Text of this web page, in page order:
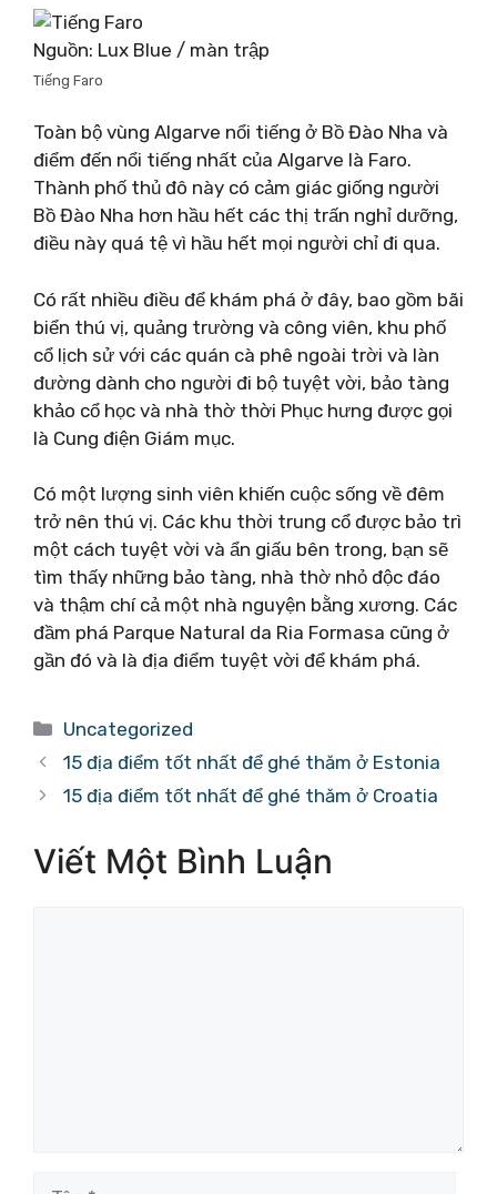
Nguồn: Lux Blue / màn trập
Tiếng Faro
Toàn bộ vùng Algarve nổi tiếng ở Bồ Đào Nha và
điểm đến nổi tiếng nhất của Algarve là Faro.
Thành phố thủ đô này có cảm giác giống người
Bồ Đào Nha hơn hầu hết các thị trấn nghỉ dưỡng,
điều này quá tệ vì hầu hết mọi người chỉ đi qua.
Có rất nhiều điều để khám phá ở đây, bao gồm bãi
biển thú vị, quảng trường và công viên, khu phố
cổ lịch sử với các quán cà phê ngoài trời và làn
đường dành cho người đi bộ tuyệt vời, bảo tàng
khảo cổ học và nhà thờ thời Phục hưng được gọi
là Cung điện Giám mục.
Có một lượng sinh viên khiến cuộc sống về đêm
trở nên thú vị. Các khu thời trung cổ được bảo trì
một cách tuyệt vời và ẩn giấu bên trong, bạn sẽ
tìm thấy những bảo tàng, nhà thờ nhỏ độc đáo
và thậm chí cả một nhà nguyện bằng xương. Các
đầm phá Parque Natural da Ria Formasa cũng ở
gần đó và là địa điểm tuyệt vời để khám phá.
Danh
mục
Uncategorized
15 địa điểm tốt nhất để ghé thăm ở Estonia
15 địa điểm tốt nhất để ghé thăm ở Croatia
Viết Một Bình Luận